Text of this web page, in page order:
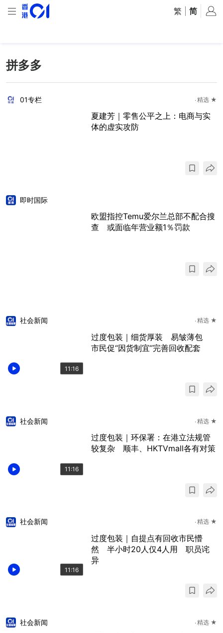
繁 简
拼多多
01专栏 精选 ★
夏建芳｜零售公平之上：电商与实
体的虚实攻防
即时国际
欧盟指控Temu爱尔兰总部不配合搜
查 或面临年营业额1％罚款
11:16
社会新闻 精选 ★
过度包装｜细货厚装 易皱薄包
市民促“因货制宜”完善回收配套
11:16
社会新闻 精选 ★
过度包装｜环保署：在港立法规管
较复杂 顺丰、HKTVmall各有对策
11:16
社会新闻 精选 ★
过度包装｜自提点有回收市民懵
然 半小时20人仅4人用 职员诧
异
社会新闻 精选 ★